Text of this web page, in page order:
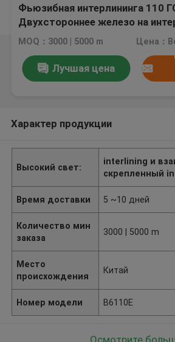
Фьюзибная интерлининга 110
Двухстороннее железо на
MOQ：3000 | 5000 m Цена：
Лучшая цена
Характер продукции
Высокий свет:
interlining и
скрепленный
Время доставки 5 ~10 дней
Количество мин
заказа
3000 | 5000 m
Место
происхождения
Китай
Номер модели B6110E
Осмотрите